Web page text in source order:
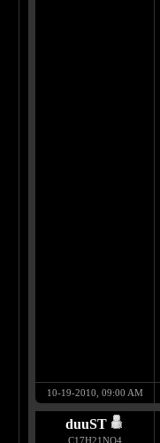
10-19-2010, 09:00 AM
duuST
С17H21NO4